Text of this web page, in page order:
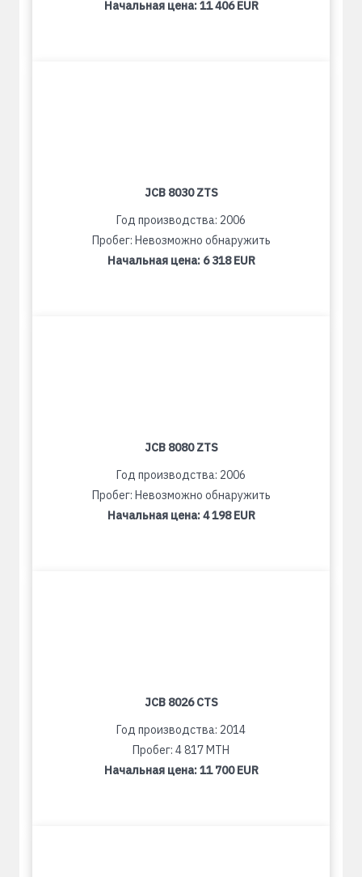
Начальная цена:11 406 EUR
JCB 8030 ZTS
Год производства: 2006
Пробег: Невозможно обнаружить
Начальная цена: 6 318 EUR
JCB 8080 ZTS
Год производства: 2006
Пробег: Невозможно обнаружить
Начальная цена:4 198 EUR
JCB 8026 CTS
Год производства: 2014
Пробег: 4 817 MTH
Начальная цена:11 700 EUR